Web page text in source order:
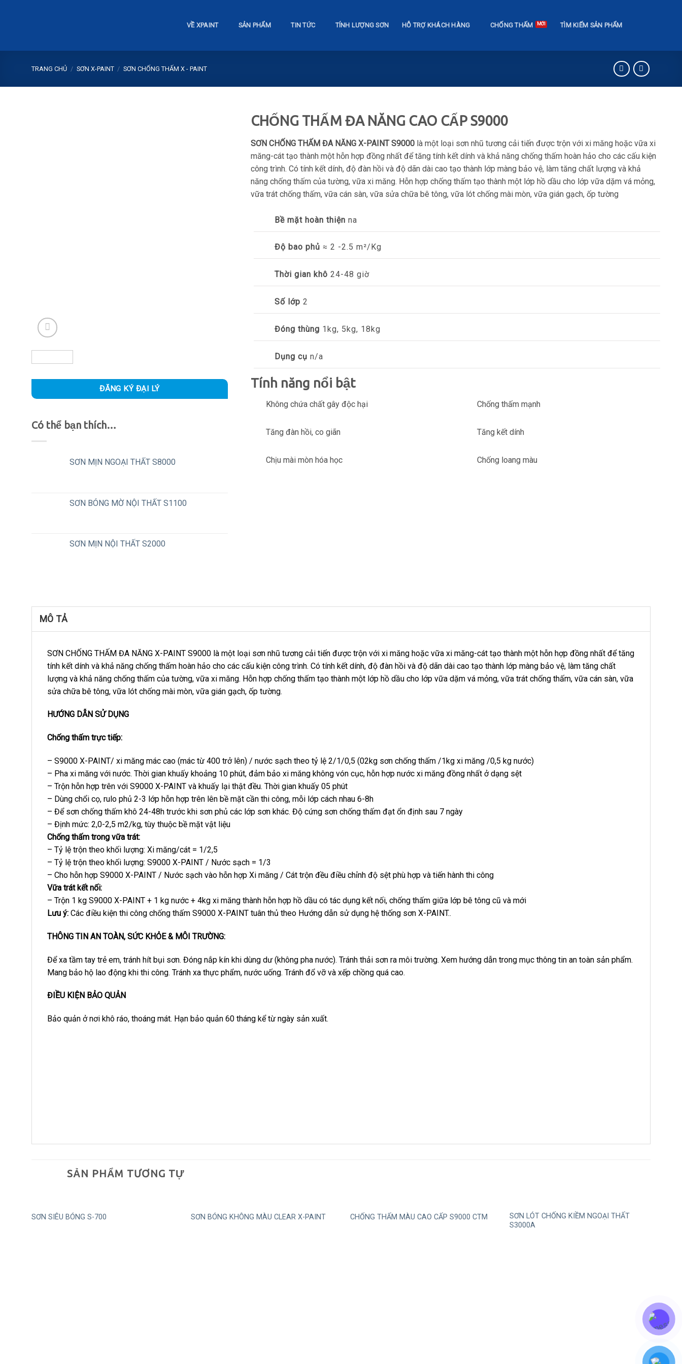
VỀ XPAINT SẢN PHẨM TIN TỨC TÍNH LƯỢNG SƠN HỖ TRỢ KHÁCH HÀNG CHỐNG THẤM TÌM KIẾM SẢN PHẨM
TRANG CHỦ / SƠN X-PAINT / SƠN CHỐNG THẤM X - PAINT
ĐĂNG KÝ ĐẠI LÝ
Có thể bạn thích…
SƠN MỊN NGOẠI THẤT S8000
SƠN BÓNG MỜ NỘI THẤT S1100
SƠN MỊN NỘI THẤT S2000
CHỐNG THẤM ĐA NĂNG CAO CẤP S9000
SƠN CHỐNG THẤM ĐA NĂNG X-PAINT S9000là một loại sơn nhũ tương cải tiến được trộn với xi măng hoặc vữa xi
măng-cát tạo thành một hỗn hợp đồng nhất để tăng tính kết dính và khả năng chống thấm hoàn hảo cho các cấu kiện
công trình. Có tính kết dính, độ đàn hồi và độ dãn dài cao tạo thành lớp màng bảo vệ, làm tăng chất lượng và khả
năng chống thấm của tường, vữa xi măng. Hỗn hợp chống thấm tạo thành một lớp hồ dầu cho lớp vữa dặm vá mỏng,
vữa trát chống thấm, vữa cán sàn, vữa sửa chữa bê tông, vữa lót chống mài mòn, vữa gián gạch, ốp tường
Bề mặt hoàn thiện na
Độ bao phủ ≈ 2 -2.5 m²/Kg
Thời gian khô 24-48 giờ
Số lớp 2
Đóng thùng 1kg, 5kg, 18kg
Dụng cụ n/a
Tính năng nổi bật
Không chứa chất gây độc hại Chống thấm mạnh
Tăng đàn hồi, co giãn Tăng kết dính
Chịu mài mòn hóa học Chống loang màu
MÔ TẢ
SƠN CHỐNG THẤM ĐA NĂNG X-PAINT S9000 là một loại sơn nhũ tương cải tiến được trộn với xi măng hoặc vữa xi măng-cát tạo thành một hỗn hợp đồng nhất để tăng
tính kết dính và khả năng chống thấm hoàn hảo cho các cấu kiện công trình. Có tính kết dính, độ đàn hồi và độ dãn dài cao tạo thành lớp màng bảo vệ, làm tăng chất
lượng và khả năng chống thấm của tường, vữa xi măng. Hỗn hợp chống thấm tạo thành một lớp hồ dầu cho lớp vữa dặm vá mỏng, vữa trát chống thấm, vữa cán sàn, vữa
sửa chữa bê tông, vữa lót chống mài mòn, vữa gián gạch, ốp tường.
HƯỚNG DẪN SỬ DỤNG
Chống thấm trực tiếp:
– S9000 X-PAINT/ xi măng mác cao (mác từ 400 trở lên) / nước sạch theo tỷ lệ 2/1/0,5 (02kg sơn chống thấm /1kg xi măng /0,5 kg nước)
– Pha xi măng với nước. Thời gian khuấy khoảng 10 phút, đảm bảo xi măng không vón cục, hỗn hợp nước xi măng đồng nhất ở dạng sệt
– Trộn hỗn hợp trên với S9000 X-PAINT và khuấy lại thật đều. Thời gian khuấy 05 phút
– Dùng chổi cọ, rulo phủ 2-3 lớp hỗn hợp trên lên bề mặt cần thi công, mỗi lớp cách nhau 6-8h
– Để sơn chống thấm khô 24-48h trước khi sơn phủ các lớp sơn khác. Độ cứng sơn chống thấm đạt ổn định sau 7 ngày
– Định mức: 2,0-2,5 m2/kg, tùy thuộc bề mặt vật liệu
Chống thấm trong vữa trát:
– Tỷ lệ trộn theo khối lượng: Xi măng/cát = 1/2,5
– Tỷ lệ trộn theo khối lượng: S9000 X-PAINT / Nước sạch = 1/3
– Cho hỗn hợp S9000 X-PAINT / Nước sạch vào hỗn hợp Xi măng / Cát trộn đều điều chỉnh độ sệt phù hợp và tiến hành thi công
Vữa trát kết nối:
– Trộn 1 kg S9000 X-PAINT + 1 kg nước + 4kg xi măng thành hỗn hợp hồ dầu có tác dụng kết nối, chống thấm giữa lớp bê tông cũ và mới
Lưu ý: Các điều kiện thi công chống thấm S9000 X-PAINT tuân thủ theo Hướng dẫn sử dụng hệ thống sơn X-PAINT..
THÔNG TIN AN TOÀN, SỨC KHỎE & MÔI TRƯỜNG:
Để xa tầm tay trẻ em, tránh hít bụi sơn. Đóng nắp kín khi dùng dư (không pha nước). Tránh thải sơn ra môi trường. Xem hướng dẫn trong mục thông tin an toàn sản phẩm.
Mang bảo hộ lao động khi thi công. Tránh xa thực phẩm, nước uống. Tránh đổ vỡ và xếp chồng quá cao.
ĐIỀU KIỆN BẢO QUẢN
Bảo quản ở nơi khô ráo, thoáng mát. Hạn bảo quản 60 tháng kể từ ngày sản xuất.
SẢN PHẨM TƯƠNG TỰ
SƠN SIÊU BÓNG S-700 SƠN BÓNG KHÔNG MÀU CLEAR X-PAINT CHỐNG THẤM MÀU CAO CẤP S9000 CTM
SƠN LÓT CHỐNG KIỀM NGOẠI THẤT
S3000A